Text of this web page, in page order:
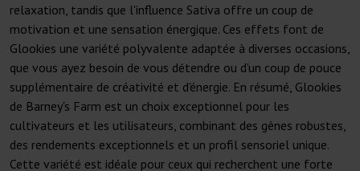
relaxation, tandis que l'influence Sativa offre un coup de
motivation et une sensation énergique. Ces effets font de
Glookies une variété polyvalente adaptée à diverses occasions,
que vous ayez besoin de vous détendre ou d'un coup de pouce
supplémentaire de créativité et d'énergie. En résumé, Glookies
de Barney's Farm est un choix exceptionnel pour les
cultivateurs et les utilisateurs, combinant des gènes robustes,
des rendements exceptionnels et un profil sensoriel unique.
Cette variété est idéale pour ceux qui recherchent une forte